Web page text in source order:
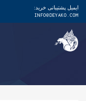
ایمیل پشتیبانی خرید:
INFO@DEYAKO.COM